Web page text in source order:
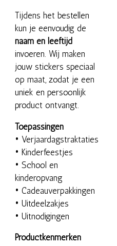
Tijdens het bestellen
kun je eenvoudig de
naam en leeftijd
invoeren. Wij maken
jouw stickers speciaal
op maat, zodat je een
uniek en persoonlijk
product ontvangt.
Toepassingen
• Verjaardagstraktaties
• Kinderfeestjes
• School en
kinderopvang
• Cadeauverpakkingen
• Uitdeelzakjes
• Uitnodigingen
Productkenmerken